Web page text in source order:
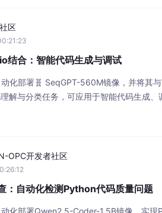
区
合：智能代码生成与调试
化部署🧬 SeqGPT-560M镜像，并将其
解与分类任务，可应用于智能代码生成、
OPC开发者社区
自动化检测Python代码质量问题
化部署Qwen2.5-Coder-1.5B镜像，实现